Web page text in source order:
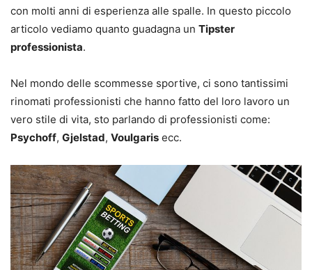
con molti anni di esperienza alle spalle. In questo piccolo
articolo vediamo quanto guadagna un Tipster
professionista.
Nel mondo delle scommesse sportive, ci sono tantissimi
rinomati professionisti che hanno fatto del loro lavoro un
vero stile di vita, sto parlando di professionisti come:
Psychoff, Gjelstad, Voulgaris ecc.